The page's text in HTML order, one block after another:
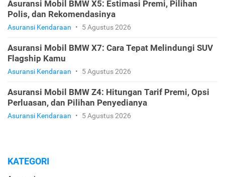
Asuransi Mobil BMW X5: Estimasi Premi, Pilihan
Polis, dan Rekomendasinya
Asuransi Kendaraan • 5 Agustus 2026
Asuransi Mobil BMW X7: Cara Tepat Melindungi SUV
Flagship Kamu
Asuransi Kendaraan • 5 Agustus 2026
Asuransi Mobil BMW Z4: Hitungan Tarif Premi, Opsi
Perluasan, dan Pilihan Penyedianya
Asuransi Kendaraan • 5 Agustus 2026
KATEGORI